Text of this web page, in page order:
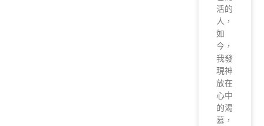
活的
人，
如
今，
我發
現神
放在
心中
的渴
慕，